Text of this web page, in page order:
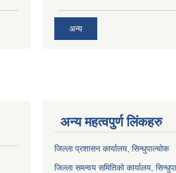
अन्य
अन्य महत्वपुर्ण लिंकहरु
जिल्ला प्रशासन कार्यालय, सिन्धुपाल्चोक
जिल्ला समन्वय समितिको कार्यालय,